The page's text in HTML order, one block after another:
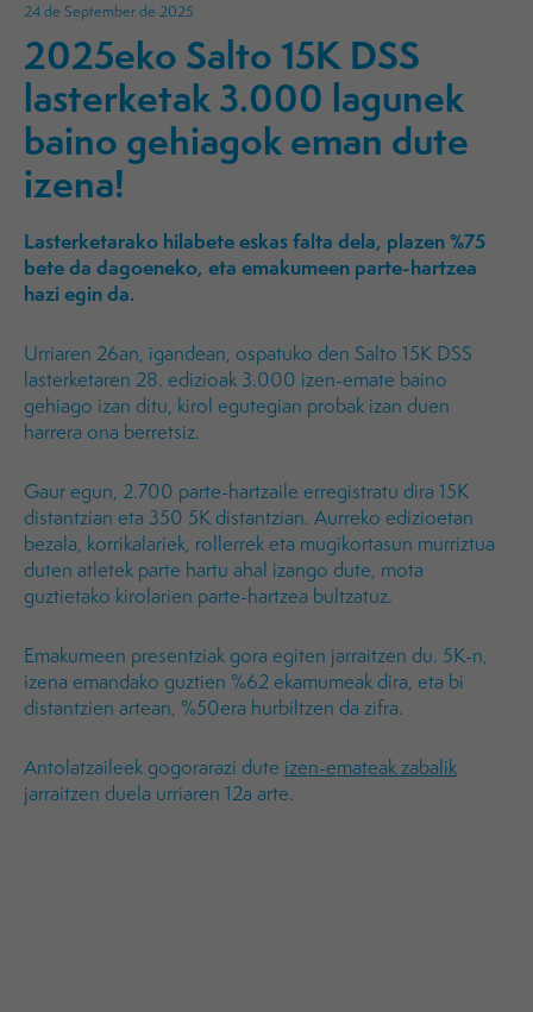
24 de September de 2025
2025eko Salto 15K DSS
lasterketak 3.000 lagunek
baino gehiagok eman dute
izena!
Lasterketarako hilabete eskas falta dela, plazen %75
bete da dagoeneko, eta emakumeen parte-hartzea
hazi egin da.
Urriaren 26an, igandean, ospatuko den Salto 15K DSS
lasterketaren 28. edizioak 3.000 izen-emate baino
gehiago izan ditu, kirol egutegian probak izan duen
harrera ona berretsiz.
Gaur egun, 2.700 parte-hartzaile erregistratu dira 15K
distantzian eta 350 5K distantzian. Aurreko edizioetan
bezala, korrikalariek, rollerrek eta mugikortasun murriztua
duten atletek parte hartu ahal izango dute, mota
guztietako kirolarien parte-hartzea bultzatuz.
Emakumeen presentziak gora egiten jarraitzen du. 5K-n,
izena emandako guztien %62 ekamumeak dira, eta bi
distantzien artean, %50era hurbiltzen da zifra.
Antolatzaileek gogorarazi dute izen-emateak zabalik
jarraitzen duela urriaren 12a arte.